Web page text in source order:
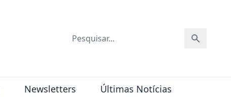
Newsletters Últimas Notícias